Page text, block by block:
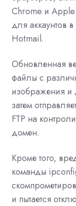
Chrome и
для аккаунтов
Hotmail.
Обновленная
файлы с
изображения и
затем
FTP на
домен.
Кроме того,
команды
и пытается